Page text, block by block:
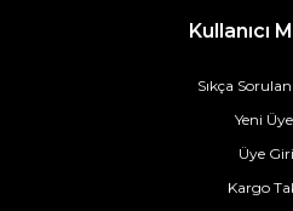
Kullanıcı
Sıkça
Yeni
Üye
Kargo